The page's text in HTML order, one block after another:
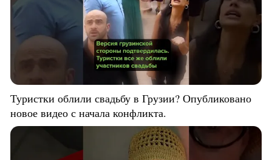
Туристки облили свадьбу в Грузии? Опубликовано
новое видео с начала конфликта.